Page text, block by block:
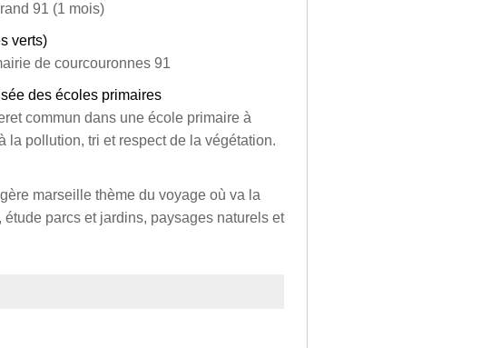
91 (1 mois)
verts)
de courcouronnes 91
des écoles primaires
commun dans une école primaire à
la pollution, tri et respect de la végétation.
marseille thème du voyage où va la
parcs et jardins, paysages naturels et